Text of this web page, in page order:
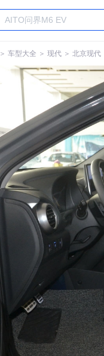
＞ 车型大全 ＞ 现代 ＞ 北京现代